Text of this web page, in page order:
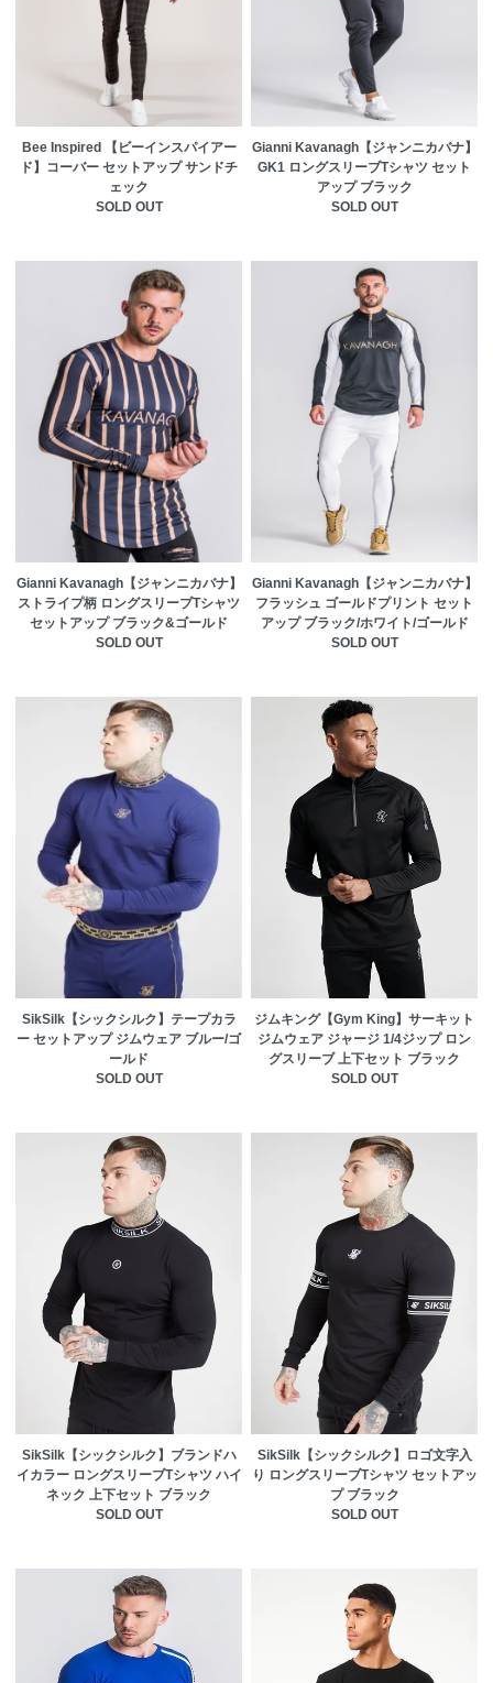
Bee Inspired 【ビーインスパイアー
ド】コーバー セットアップ サンドチ
ェック
SOLD OUT
Gianni Kavanagh【ジャンニカバナ】
GK1 ロングスリーブTシャツ セット
アップ ブラック
SOLD OUT
Gianni Kavanagh【ジャンニカバナ】
ストライプ柄 ロングスリーブTシャツ
セットアップ ブラック&ゴールド
SOLD OUT
Gianni Kavanagh【ジャンニカバナ】
フラッシュ ゴールドプリント セット
アップ ブラック/ホワイト/ゴールド
SOLD OUT
SikSilk【シックシルク】テープカラ
ー セットアップ ジムウェア ブルー/ゴ
ールド
SOLD OUT
ジムキング【Gym King】サーキット
ジムウェア ジャージ 1/4ジップ ロン
グスリーブ 上下セット ブラック
SOLD OUT
SikSilk【シックシルク】ブランドハ
イカラー ロングスリーブTシャツ ハイ
ネック 上下セット ブラック
SOLD OUT
SikSilk【シックシルク】ロゴ文字入
り ロングスリーブTシャツ セットアッ
プ ブラック
SOLD OUT